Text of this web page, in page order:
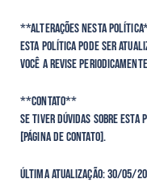
**Alterações nesta
Esta política pode ser
você a revise
**Contato**
Se tiver dúvidas sobre esta
[Página de Contato].
Última atualização: 30/05/